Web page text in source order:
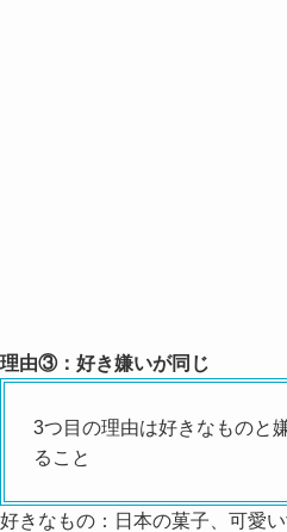
理由③：好き嫌いが同じ
3つ目の理由は好きなものと
ること
好きなもの：日本の菓子、可愛